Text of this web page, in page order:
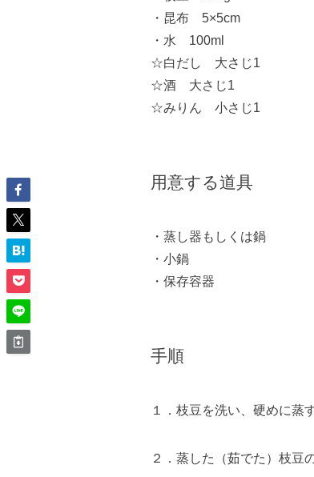
・昆布 5×5cm
・水 100ml
☆白だし 大さじ1
☆酒 大さじ1
☆みりん 小さじ1
用意する道具
・蒸し器もしくは鍋
・小鍋
・保存容器
手順
１．枝豆を洗い、硬めに蒸
２．蒸した（茹でた）枝豆